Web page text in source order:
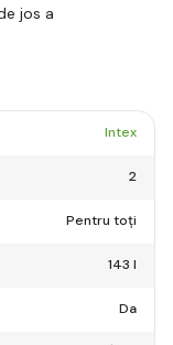
jos a
Intex
2
Pentru toți
143 l
Da